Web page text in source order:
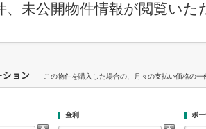
、未公開物件情報が閲覧いた
ション この物件を購入した場合の、月々の支払い価格の
金利 ボ